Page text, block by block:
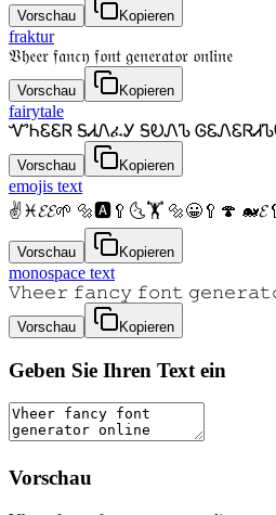
Vorschau Kopieren
fraktur
𝔙𝔥𝔢𝔢𝔯 𝔣𝔞𝔫𝔠𝔶 𝔣𝔬𝔫𝔱 𝔤𝔢𝔫𝔢𝔯𝔞𝔱𝔬𝔯 𝔬𝔫𝔩𝔦𝔫𝔢
Vorschau Kopieren
fairytale
ᏉᏂᏋᏋᏒ ᎦᏗᏁፈᎩ ᎦᎧᏁᏖ
Vorschau Kopieren
emojis text
✌♓𝓔𝓔🌱 🔩🅰🥄🌜🏋 🔩😀🥄🍄
Vorschau Kopieren
monospace text
𝚅𝚑𝚎𝚎𝚛 𝚏𝚊𝚗𝚌𝚢 𝚏𝚘𝚗𝚝
Vorschau Kopieren
Geben Sie Ihren Text ein
Vorschau